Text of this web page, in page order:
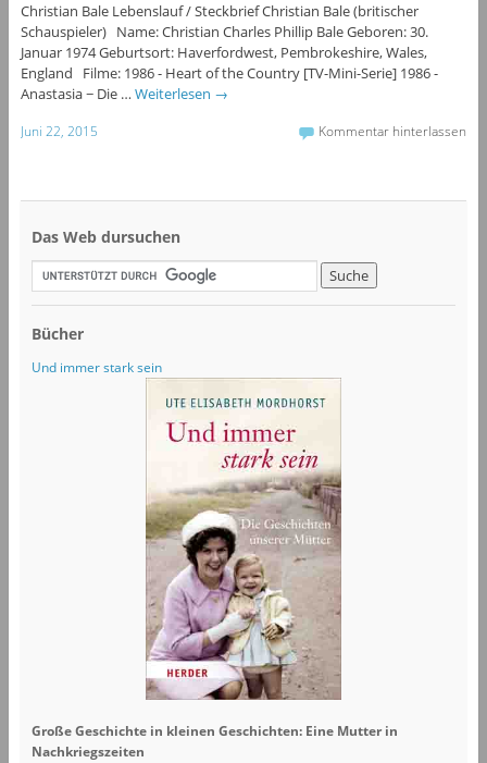
Christian Bale Lebenslauf / Steckbrief Christian Bale (britischer
Schauspieler) Name: Christian Charles Phillip Bale Geboren: 30.
Januar 1974 Geburtsort: Haverfordwest, Pembrokeshire, Wales,
England Filme: 1986 - Heart of the Country [TV-Mini-Serie] 1986 -
Anastasia − Die … Weiterlesen →
Juni 22, 2015 Kommentar hinterlassen
Das Web dursuchen
Bücher
Und immer stark sein
Große Geschichte in kleinen Geschichten: Eine Mutter in
Nachkriegszeiten